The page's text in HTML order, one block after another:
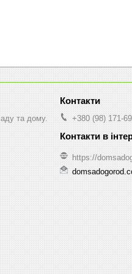
та дому. +380 (98) 171-
https://